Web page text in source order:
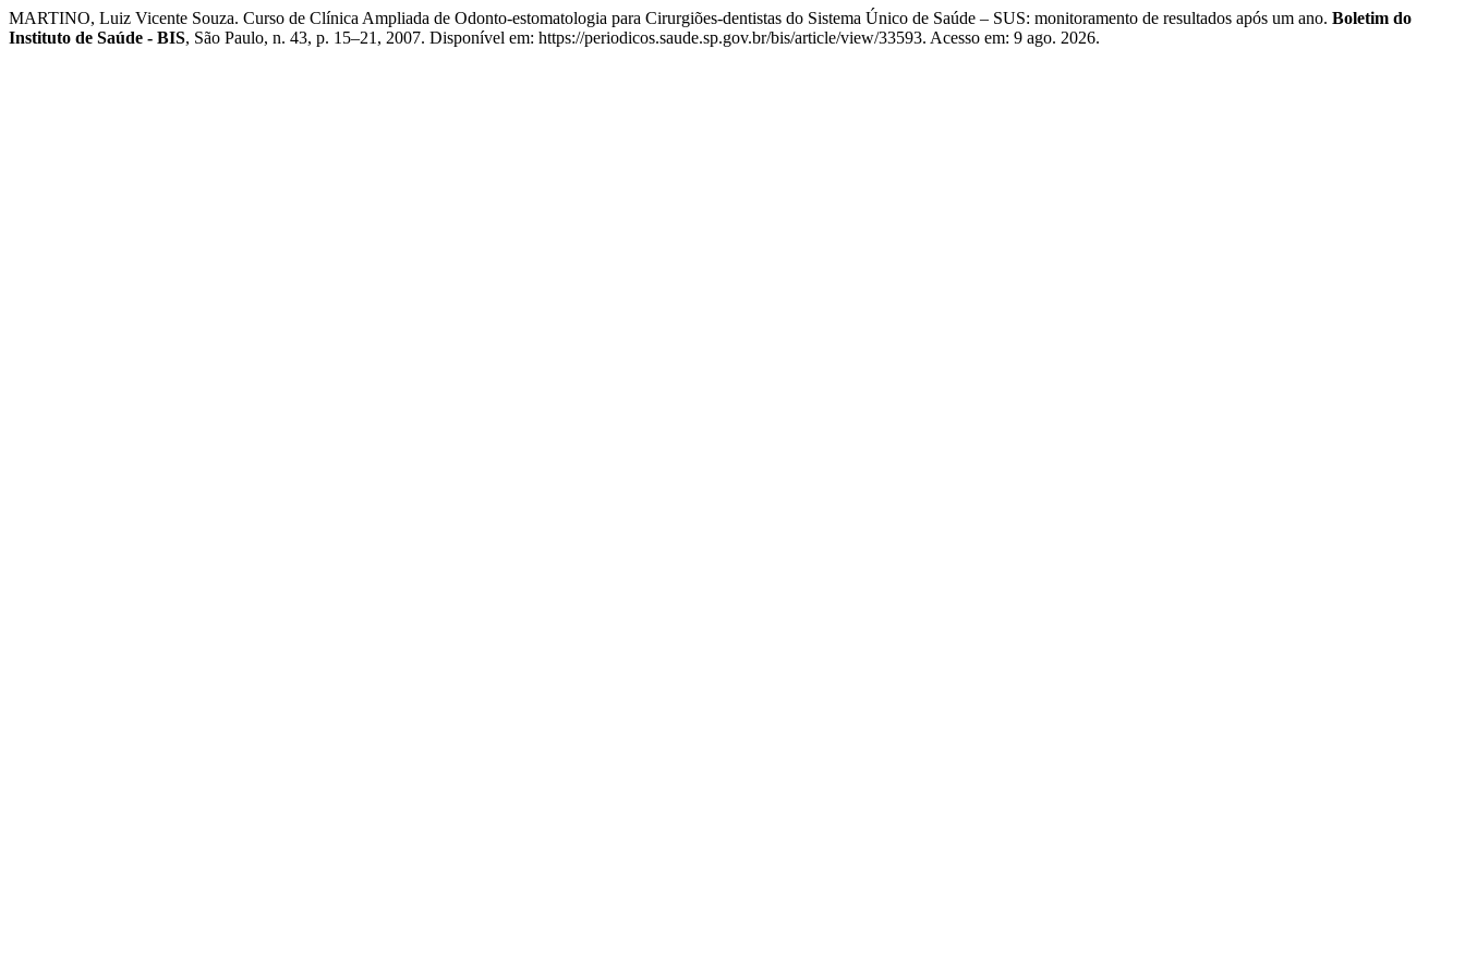
MARTINO, Luiz Vicente Souza. Curso de Clínica Ampliada de Odonto-estomatologia para Cirurgiões-dentistas do Sistema Único de Saúde – SUS: monitoramento de resultados após um ano. Boletim do
Instituto de Saúde - BIS, São Paulo, n. 43, p. 15–21, 2007. Disponível em: https://periodicos.saude.sp.gov.br/bis/article/view/33593. Acesso em: 9 ago. 2026.